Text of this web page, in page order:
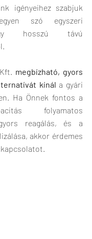
igényeihez szabjuk
szó egyszeri
hosszú távú
megbízható, gyors
kínál a gyári
Ha Önnek fontos a
folyamatos
reagálás, és a
akkor érdemes